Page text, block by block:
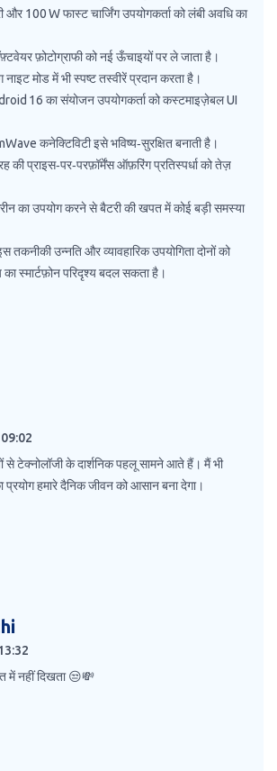
100 W फास्ट चार्जिंग उपयोगकर्ता को लंबी अवधि का
फ़ोटोग्राफी को नई ऊँचाइयों पर ले जाता है।
मोड में भी स्पष्ट तस्वीरें प्रदान करता है।
16 का संयोजन उपयोगकर्ता को कस्टमाइज़ेबल UI
कनेक्टिविटी इसे भविष्य‑सुरक्षित बनाती है।
की प्राइस‑पर‑परफ़ॉर्मेंस ऑफ़रिंग प्रतिस्पर्धा को तेज़
का उपयोग करने से बैटरी की खपत में कोई बड़ी समस्या
तकनीकी उन्नति और व्यावहारिक उपयोगिता दोनों को
स्मार्टफ़ोन परिदृश्य बदल सकता है।
से टेक्नोलॉजी के दार्शनिक पहलू सामने आते हैं। मैं भी
प्रयोग हमारे दैनिक जीवन को आसान बना देगा।
में नहीं दिखता 😒💸